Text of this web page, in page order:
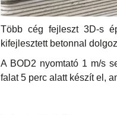
Több cég fejleszt 3D-s
kifejlesztett betonnal
A BOD2 nyomtató 1 m/s
falat 5 perc alatt készít el,